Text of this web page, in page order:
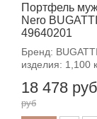
Портфель
Nero
49640201
Бренд:
изделия: 1,100
18 478 руб
руб